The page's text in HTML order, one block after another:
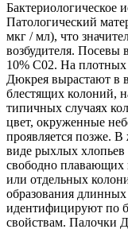
Бактериологическое
Патологический
мкг / мл), что
возбудителя.
10% С02. На плотных
Дюкрея вырастают в
блестящих колоний,
типичных случаях
цвет, окруженные
проявляется позже.
виде рыхлых хлопьев
свободно плавающих
или отдельных
образования
идентифицируют по
свойствам. Палочки